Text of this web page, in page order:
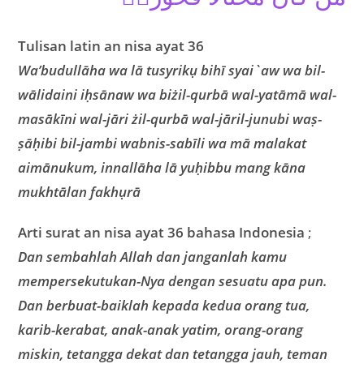
Tulisan latin an nisa ayat 36
Wa’budullāha wa lā tusyrikụ bihī syai`aw wa bil-
wālidaini iḥsānaw wa biżil-qurbā wal-yatāmā wal-
masākīni wal-jāri żil-qurbā wal-jāril-junubi waṣ-
ṣāḥibi bil-jambi wabnis-sabīli wa mā malakat
aimānukum, innallāha lā yuḥibbu mang kāna
mukhtālan fakhụrā
Arti surat an nisa ayat 36 bahasa Indonesia ;
Dan sembahlah Allah dan janganlah kamu
mempersekutukan-Nya dengan sesuatu apa pun.
Dan berbuat-baiklah kepada kedua orang tua,
karib-kerabat, anak-anak yatim, orang-orang
miskin, tetangga dekat dan tetangga jauh, teman